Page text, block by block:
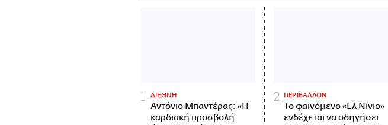
ΔΙΕΘΝΗ
Αντόνιο Μπαντέρας: «Η
καρδιακή προσβολή
ΠΕΡΙΒΑΛΛΟΝ
Το φαινόμενο «Ελ Νίνιο»
ενδέχεται να οδηγήσει